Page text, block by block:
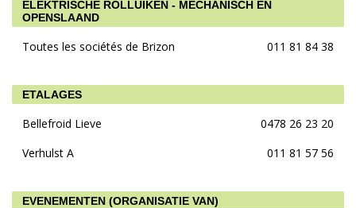
ELEKTRISCHE ROLLUIKEN - MECHANISCH EN
OPENSLAAND
Toutes les sociétés de Brizon 011 81 84 38
ETALAGES
Bellefroid Lieve
0478 26 23 20
Verhulst A
011 81 57 56
EVENEMENTEN (ORGANISATIE VAN)